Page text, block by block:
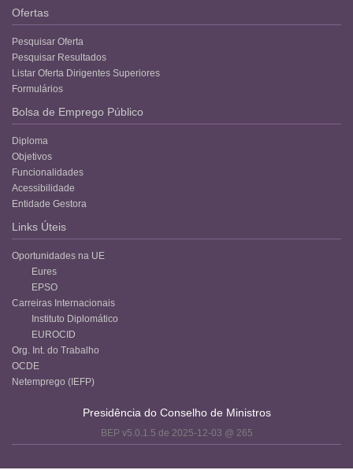
Ofertas
Pesquisar Oferta
Pesquisar Resultados
Listar Oferta Dirigentes Superiores
Formulários
Bolsa de Emprego Público
Diploma
Objetivos
Funcionalidades
Acessibilidade
Entidade Gestora
Links Úteis
Oportunidades na UE
Eures
EPSO
Carreiras Internacionais
Instituto Diplomático
EUROCID
Org. Int. do Trabalho
OCDE
Netemprego (IEFP)
Presidência do Conselho de Ministros
BEP v5.0.1.5 de 2025-12-03 @ 265